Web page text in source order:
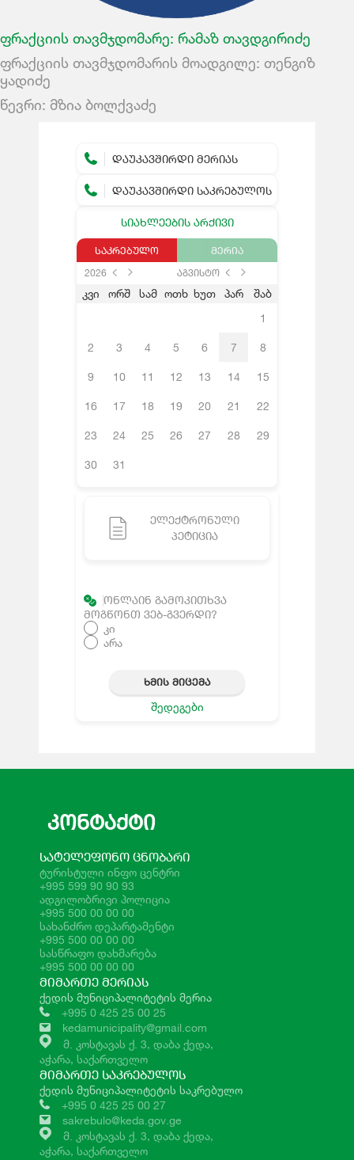
ფრაქციის თავმჯდომარე: რამაზ თავდგირიძე
ფრაქციის თავმჯდომარის მოადგილე: თენგიზ
ყადიძე
წევრი: მზია ბოლქვაძე
ᲓᲐᲣᲙᲐᲕᲨᲘᲠᲓᲘ ᲛᲔᲠᲘᲐᲡ
ᲓᲐᲣᲙᲐᲕᲨᲘᲠᲓᲘ ᲡᲐᲙᲠᲔᲑᲣᲚᲝᲡ
ᲡᲘᲐᲮᲚᲔᲔᲑᲘᲡ ᲐᲠᲥᲘᲕᲘ
ᲡᲐᲙᲠᲔᲑᲣᲚᲝ ᲛᲔᲠᲘᲐ
2026 აგვისტო
კვი ორშ სამ ოთხ ხუთ პარ
შაბ
1
2 3 4 5 6 7 8
9 10 11 12 13 14 15
16 17 18 19 20 21 22
23 24 25 26 27 28 29
30 31
ᲔᲚᲔᲥᲢᲠᲝᲜᲣᲚᲘ
ᲞᲔᲢᲘᲪᲘᲐ
ᲝᲜᲚᲐᲘᲜ ᲒᲐᲛᲝᲙᲘᲗᲮᲕᲐ
ᲛᲝᲒᲬᲝᲜᲗ ᲕᲔᲑ-ᲒᲕᲔᲠᲓᲘ?
კი
არა
ᲮᲛᲘᲡ ᲛᲘᲪᲔᲛᲐ
შედეგები
ᲙᲝᲜᲢᲐᲥᲢᲘ
ᲡᲐᲢᲔᲚᲔᲤᲝᲜᲝ ᲪᲜᲝᲑᲐᲠᲘ
ტურისტული ინფო ცენტრი
+995 599 90 90 93
ადგილობრივი პოლიცია
+995 500 00 00 00
სახანძრო დეპარტამენტი
+995 500 00 00 00
სასწრაფო დახმარება
+995 500 00 00 00
ᲛᲘᲛᲐᲠᲗᲔ ᲛᲔᲠᲘᲐᲡ
ქედის მუნიციპალიტეტის მერია
+995 0 425 25 00 25
kedamunicipality@gmail.com
მ. კოსტავას ქ. 3, დაბა ქედა,
აჭარა, საქართველო
ᲛᲘᲛᲐᲠᲗᲔ ᲡᲐᲙᲠᲔᲑᲣᲚᲝᲡ
ქედის მუნიციპალიტეტის საკრებულო
+995 0 425 25 00 27
sakrebulo@keda.gov.ge
მ. კოსტავას ქ. 3, დაბა ქედა,
აჭარა, საქართველო